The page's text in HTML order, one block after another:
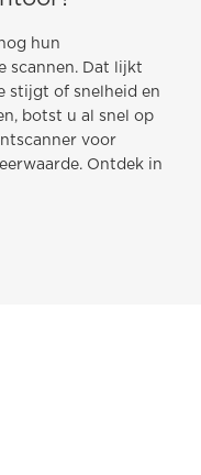
hun
scannen. Dat lijkt
stijgt of snelheid en
botst u al snel op
voor
Ontdek in